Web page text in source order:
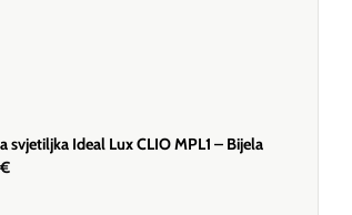
svjetiljka Ideal Lux CLIO MPL1 – Bijela
€